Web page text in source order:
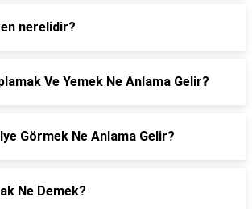
nerelidir?
Ve Yemek Ne Anlama Gelir?
Görmek Ne Anlama Gelir?
Ne Demek?